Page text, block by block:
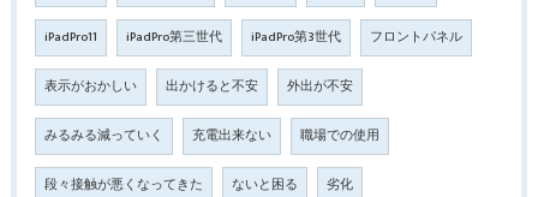
iPadPro11 iPadPro第三世代 iPadPro第3世代 フロントパネル
表示がおかしい 出かけると不安 外出が不安
みるみる減っていく 充電出来ない 職場での使用
段々接触が悪くなってきた ないと困る 劣化